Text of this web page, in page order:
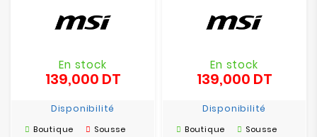
En stock
139,000 DTPrix
Disponibilité
Boutique
Sousse
En stock
139,000 DTPrix
Disponibilité
Boutique
Sousse